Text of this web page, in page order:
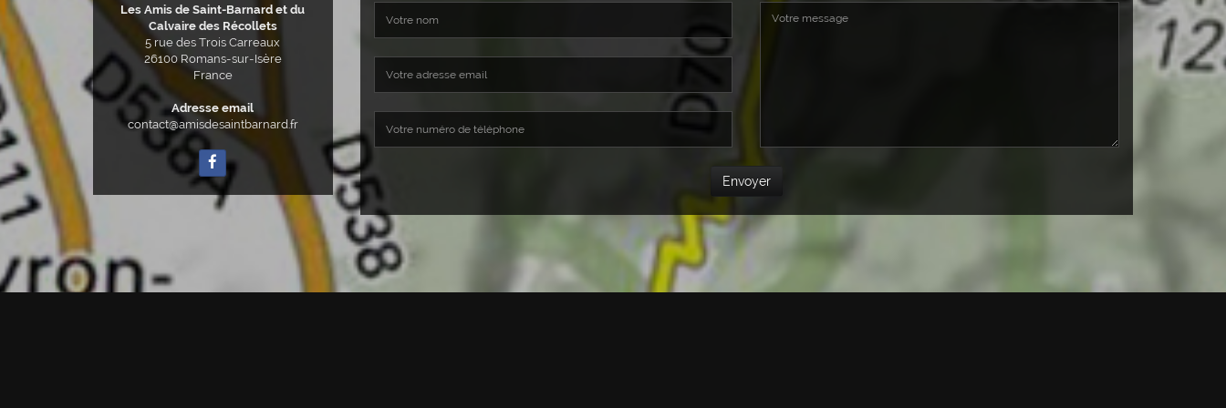
Les Amis de Saint-Barnard et du
Calvaire des Récollets
5 rue des Trois Carreaux
26100 Romans-sur-Isère
France
Adresse email
contact@amisdesaintbarnard.fr
Envoyer